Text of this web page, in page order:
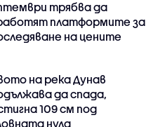
трябва да
платформите за
на цените
на река Дунав
да спада,
109 см под
нула